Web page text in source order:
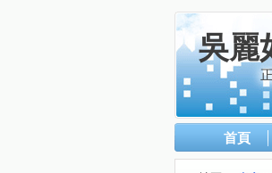
吳麗
首頁